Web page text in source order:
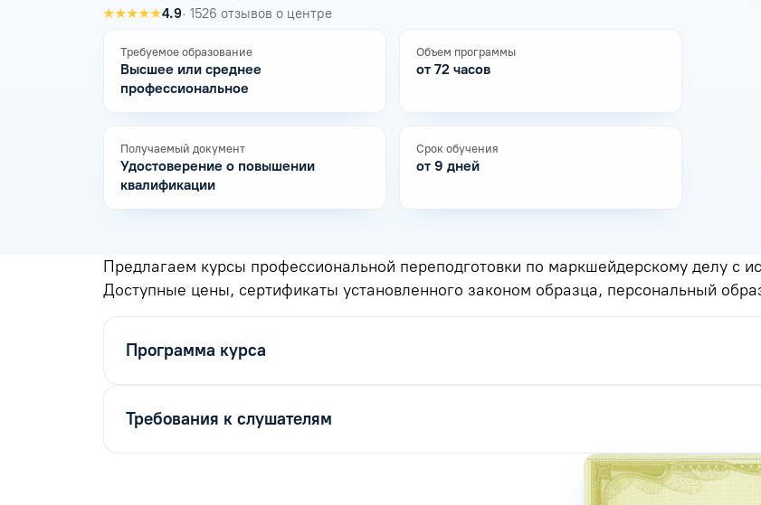
★★★★★4.9· 1526 отзывов о центре
Требуемое образование
Высшее или среднее
профессиональное
Объем программы
от 72 часов
Получаемый документ
Удостоверение о повышении
квалификации
Срок обучения
от 9 дней
Предлагаем курсы профессиональной переподготовки по маркшейдерскому делу с
Доступные цены, сертификаты установленного законом образца, персональный
Программа курса
Требования к слушателям